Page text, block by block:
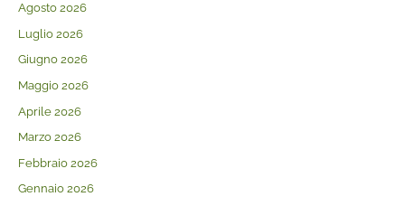
Agosto 2026
Luglio 2026
Giugno 2026
Maggio 2026
Aprile 2026
Marzo 2026
Febbraio 2026
Gennaio 2026